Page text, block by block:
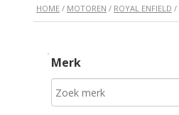
HOME / MOTOREN / ROYAL ENFIELD /
Merk